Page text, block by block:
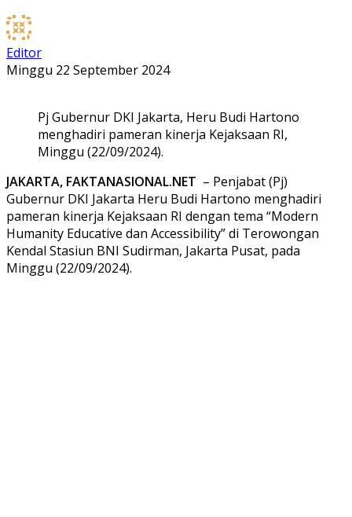
Editor
Minggu 22 September 2024
Pj Gubernur DKI Jakarta, Heru Budi Hartono
menghadiri pameran kinerja Kejaksaan RI,
Minggu (22/09/2024).
JAKARTA, FAKTANASIONAL.NET – Penjabat (Pj)
Gubernur DKI Jakarta Heru Budi Hartono menghadiri
pameran kinerja Kejaksaan RI dengan tema “Modern
Humanity Educative dan Accessibility” di Terowongan
Kendal Stasiun BNI Sudirman, Jakarta Pusat, pada
Minggu (22/09/2024).